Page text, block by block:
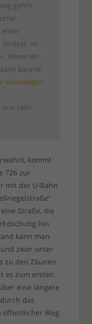
geht’s
findest, ist
Wenn dir
kannst
einmaligen
sehr
kommt
726 zur
mit der U-Bahn
Straße, die
hin
kann man
zwar unter
zu den Zäunen
es zum ersten
eine längere
das
öffentlicher Weg